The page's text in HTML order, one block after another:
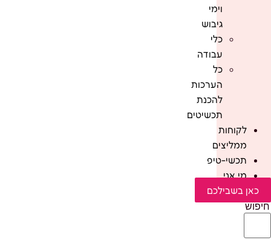
וימי
גיבוש
כלי
עבודה
כל
הערכות
להכנת
תכשיטים
לקוחות
ממליצים
תכשי-טיפ
מי אני
כאן בשבילכם
חיפוש